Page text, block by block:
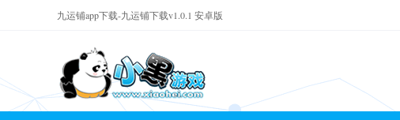
九运铺app下载-九运铺下载v1.0.1 安卓版